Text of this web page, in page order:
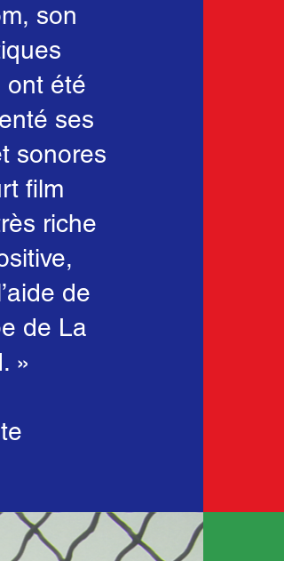
son
ont été
ses
sonores
film
riche
de
de La
»